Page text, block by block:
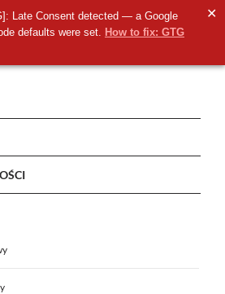
Late Consent detected — a Google
defaults were set. How to fix: GTG
✕